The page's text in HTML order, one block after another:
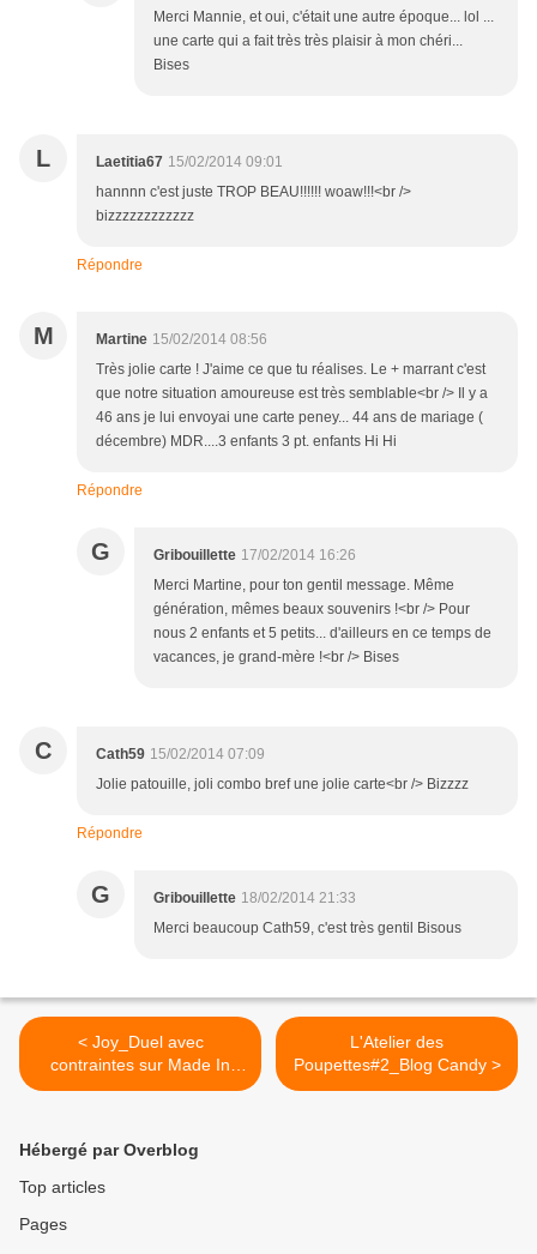
Merci Mannie, et oui, c'était une autre époque... lol ...
une carte qui a fait très très plaisir à mon chéri...
Bises
L Laetitia67 15/02/2014 09:01
hannnn c'est juste TROP BEAU!!!!!! woaw!!!<br />
bizzzzzzzzzzzz
Répondre
M Martine 15/02/2014 08:56
Très jolie carte ! J'aime ce que tu réalises. Le + marrant c'est
que notre situation amoureuse est très semblable<br /> Il y a
46 ans je lui envoyai une carte peney... 44 ans de mariage (
décembre) MDR....3 enfants 3 pt. enfants Hi Hi
Répondre
G Gribouillette 17/02/2014 16:26
Merci Martine, pour ton gentil message. Même
génération, mêmes beaux souvenirs !<br /> Pour
nous 2 enfants et 5 petits... d'ailleurs en ce temps de
vacances, je grand-mère !<br /> Bises
C Cath59 15/02/2014 07:09
Jolie patouille, joli combo bref une jolie carte<br /> Bizzzz
Répondre
G Gribouillette 18/02/2014 21:33
Merci beaucoup Cath59, c'est très gentil Bisous
< Joy_Duel avec
contraintes sur Made In
Scrap
L'Atelier des
Poupettes#2_Blog Candy >
Hébergé par Overblog
Top articles
Pages